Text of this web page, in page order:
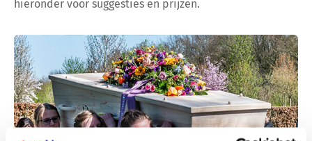
hieronder voor suggesties en prijzen.
Bekijk tarieven voor begrafenis